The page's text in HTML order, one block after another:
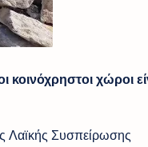
χώροι
Λαϊκής Συσπείρωσης